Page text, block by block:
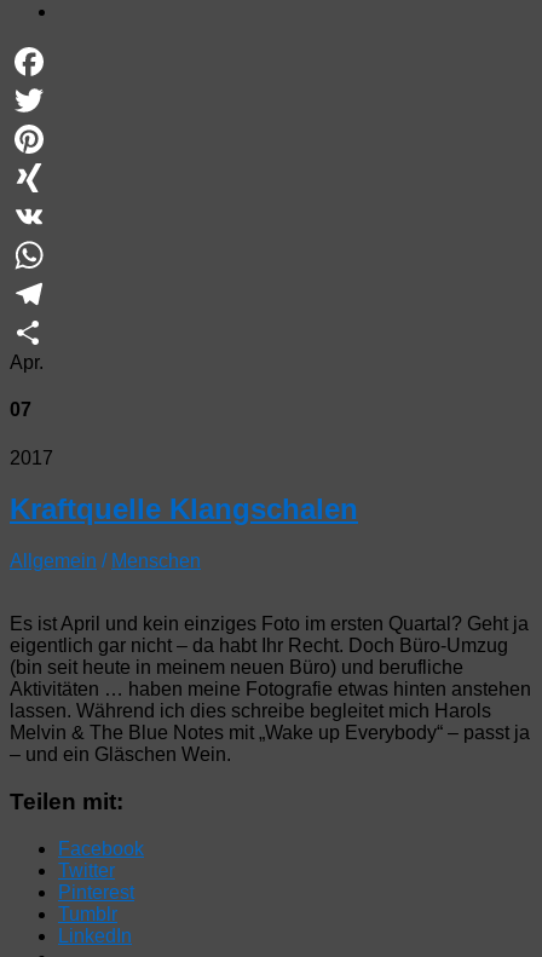
Facebook
Twitter
Pinterest
XING
VK
WhatsApp
Telegram
Teilen
Apr.
07
2017
Kraftquelle Klangschalen
Allgemein / Menschen
Es ist April und kein einziges Foto im ersten Quartal? Geht ja
eigentlich gar nicht – da habt Ihr Recht. Doch Büro-Umzug
(bin seit heute in meinem neuen Büro) und berufliche
Aktivitäten … haben meine Fotografie etwas hinten anstehen
lassen. Während ich dies schreibe begleitet mich Harols
Melvin & The Blue Notes mit „Wake up Everybody“ – passt ja
– und ein Gläschen Wein.
Teilen mit:
Facebook
Twitter
Pinterest
Tumblr
LinkedIn